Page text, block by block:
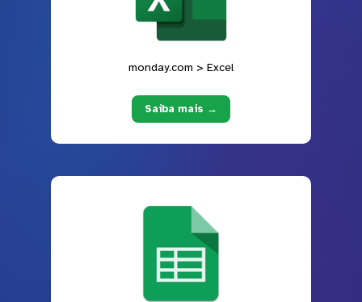
monday.com > Excel
Saiba mais →